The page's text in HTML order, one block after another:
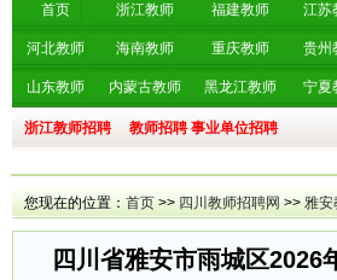
首页 浙江教师 福建教师 江苏
河北教师 海南教师 重庆教师 贵州
山东教师 内蒙古教师 黑龙江教师 宁夏
浙江教师招聘 教师招聘 事业单位招聘
您现在的位置： 首页 >> 四川教师招聘网 >> 雅安
四川省雅安市雨城区2026